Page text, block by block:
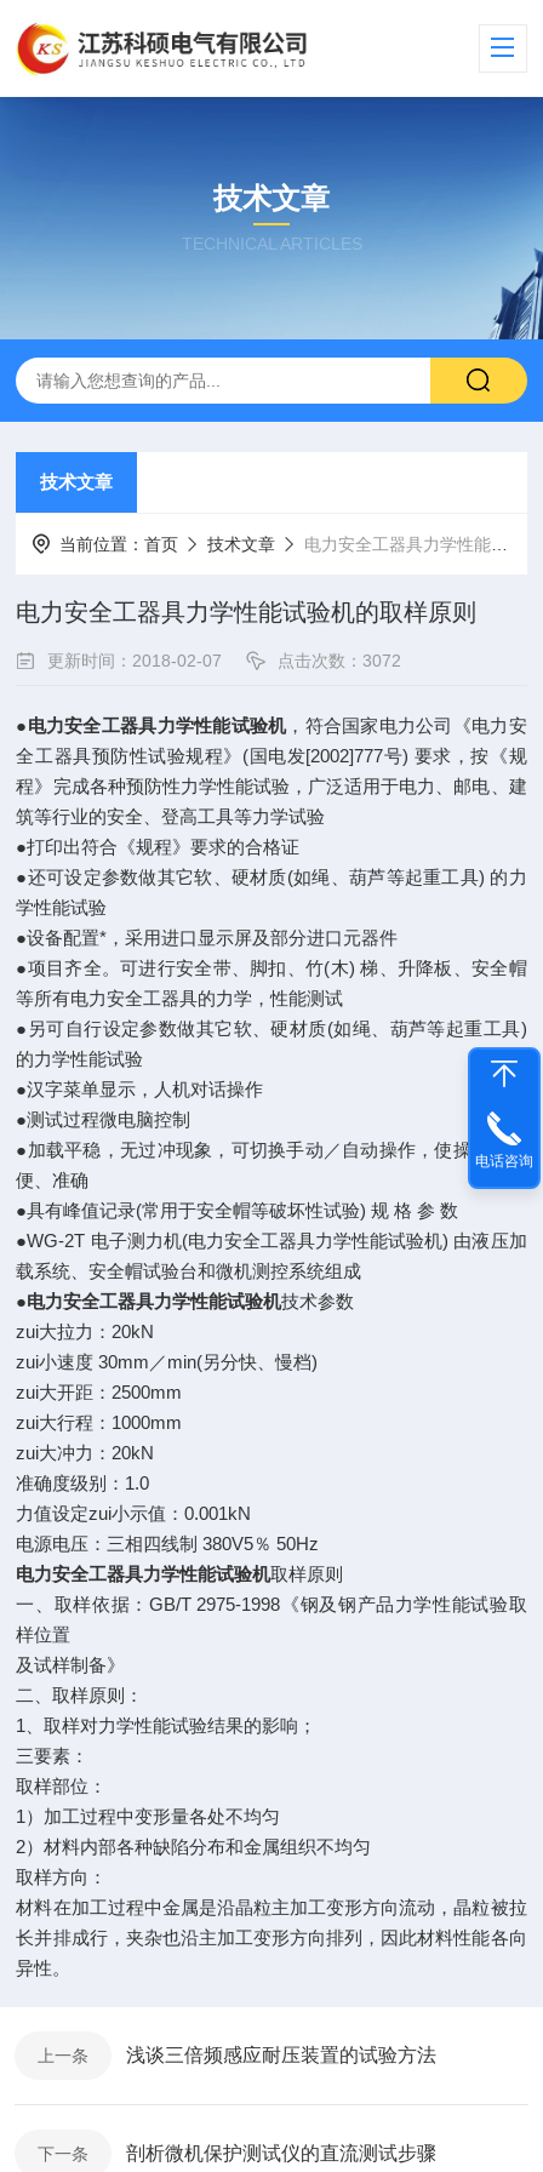
技术文章
TECHNICAL ARTICLES
技术文章
当前位置：首页 技术文章 电力安全工器具力学性能试验机的取样原则
电力安全工器具力学性能试验机的取样原则
更新时间：2018-02-07 点击次数：3072
●电力安全工器具力学性能试验机，符合国家电力公司《电力安
全工器具预防性试验规程》(国电发[2002]777号) 要求，按《规
程》完成各种预防性力学性能试验，广泛适用于电力、邮电、建
筑等行业的安全、登高工具等力学试验
●打印出符合《规程》要求的合格证
●还可设定参数做其它软、硬材质(如绳、葫芦等起重工具) 的力
学性能试验
●设备配置*，采用进口显示屏及部分进口元器件
●项目齐全。可进行安全带、脚扣、竹(木) 梯、升降板、安全帽
等所有电力安全工器具的力学，性能测试
●另可自行设定参数做其它软、硬材质(如绳、葫芦等起重工具)
的力学性能试验
●汉字菜单显示，人机对话操作
●测试过程微电脑控制
●加载平稳，无过冲现象，可切换手动／自动操作，使操作更方
便、准确
●具有峰值记录(常用于安全帽等破坏性试验) 规 格 参 数
●WG-2T 电子测力机(电力安全工器具力学性能试验机) 由液压加
载系统、安全帽试验台和微机测控系统组成
●电力安全工器具力学性能试验机技术参数
zui大拉力：20kN
zui小速度 30mm／min(另分快、慢档)
zui大开距：2500mm
zui大行程：1000mm
zui大冲力：20kN
准确度级别：1.0
力值设定zui小示值：0.001kN
电源电压：三相四线制 380V5％ 50Hz
电力安全工器具力学性能试验机取样原则
一、取样依据：GB/T 2975-1998《钢及钢产品力学性能试验取
样位置
及试样制备》
二、取样原则：
1、取样对力学性能试验结果的影响；
三要素：
取样部位：
1）加工过程中变形量各处不均匀
2）材料内部各种缺陷分布和金属组织不均匀
取样方向：
材料在加工过程中金属是沿晶粒主加工变形方向流动，晶粒被拉
长并排成行，夹杂也沿主加工变形方向排列，因此材料性能各向
异性。
上一条 浅谈三倍频感应耐压装置的试验方法
下一条 剖析微机保护测试仪的直流测试步骤
电话咨询